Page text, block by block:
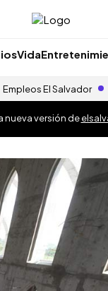
Vida
Empleos El Salvador
nueva versión de